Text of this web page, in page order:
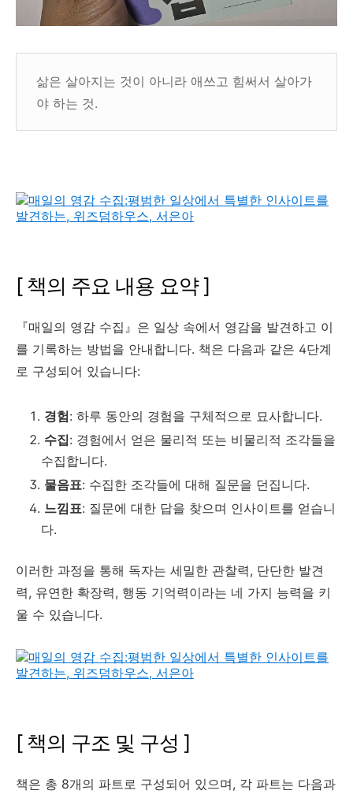
삶은 살아지는 것이 아니라 애쓰고 힘써서 살아가
야 하는 것.
[ 책의 주요 내용 요약 ]
『매일의 영감 수집』은 일상 속에서 영감을 발견하고 이
를 기록하는 방법을 안내합니다. 책은 다음과 같은 4단계
로 구성되어 있습니다:
경험: 하루 동안의 경험을 구체적으로 묘사합니다.
수집: 경험에서 얻은 물리적 또는 비물리적 조각들을
수집합니다.
물음표: 수집한 조각들에 대해 질문을 던집니다.
느낌표: 질문에 대한 답을 찾으며 인사이트를 얻습니
다.
이러한 과정을 통해 독자는 세밀한 관찰력, 단단한 발견
력, 유연한 확장력, 행동 기억력이라는 네 가지 능력을 키
울 수 있습니다.
[ 책의 구조 및 구성 ]
책은 총 8개의 파트로 구성되어 있으며, 각 파트는 다음과